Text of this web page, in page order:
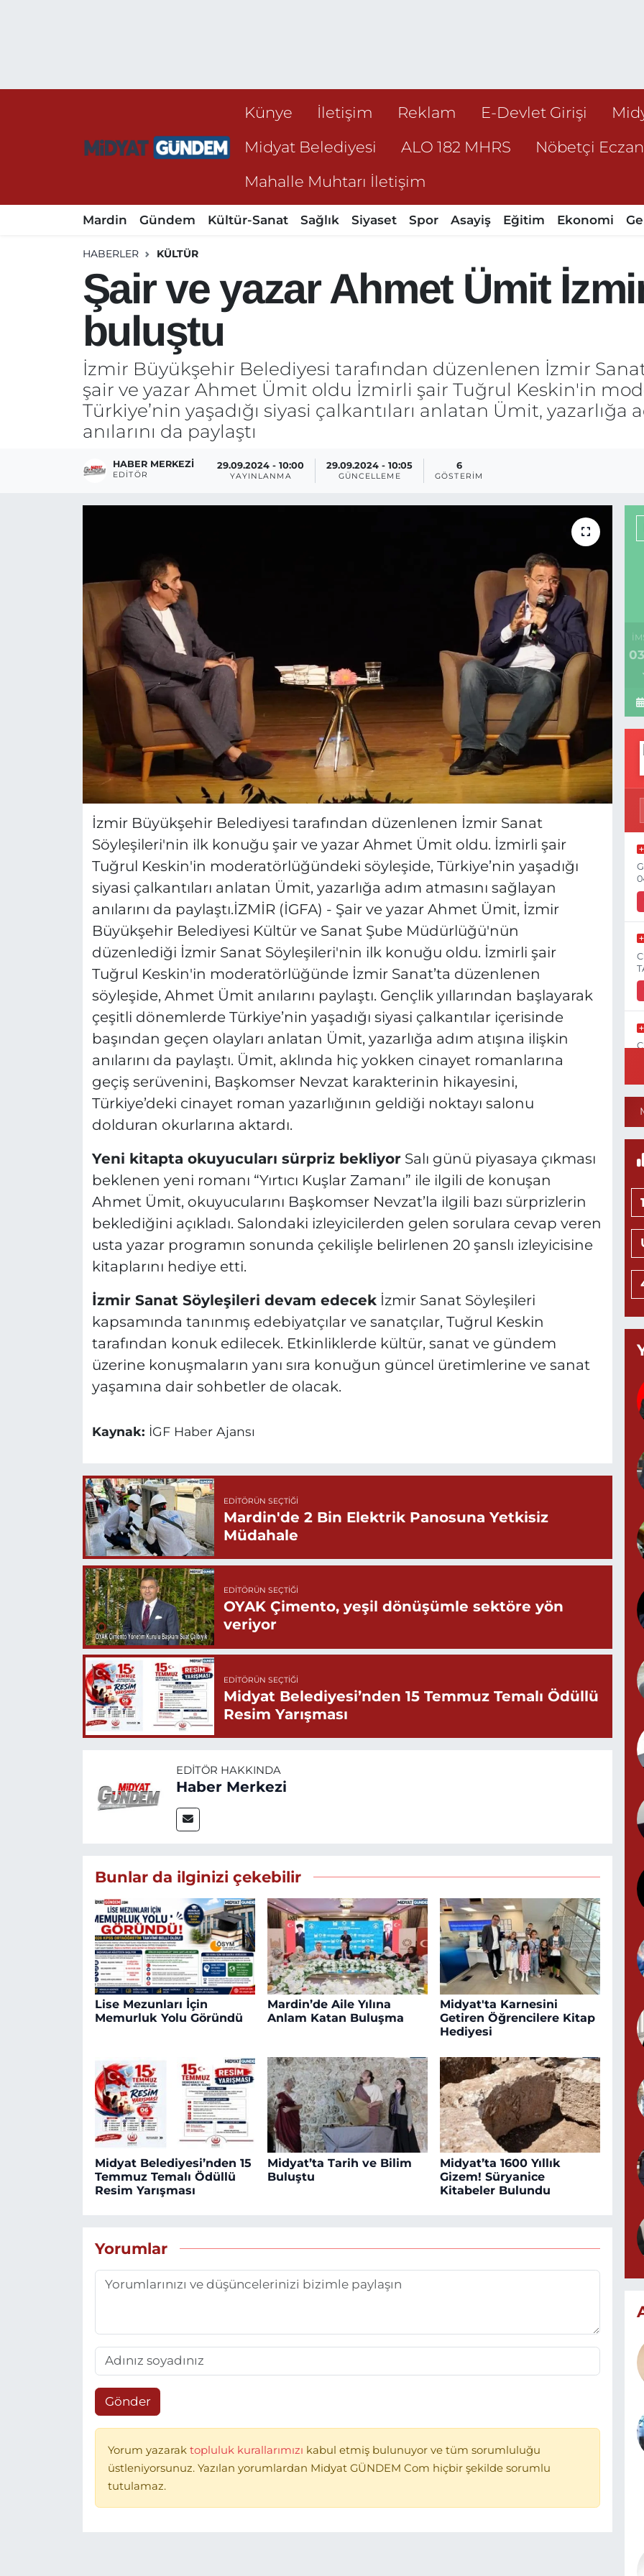
Künye İletişim Reklam E-Devlet Girişi
Midyat Belediyesi
ALO 182 MHRS Nöbetçi
Mahalle Muhtarı İletişim
Mardin Gündem Kültür-Sanat Sağlık Siyaset Spor Asayiş Eğitim Ekonomi
HABERLER KÜLTÜR
Şair ve yazar Ahmet Ümit
buluştu
İzmir Büyükşehir Belediyesi tarafından düzenlenen İzmir
şair ve yazar Ahmet Ümit oldu İzmirli şair Tuğrul Keskin'in
Türkiye’nin yaşadığı siyasi çalkantıları anlatan Ümit, yazarlığa
anılarını da paylaştı
HABER MERKEZI
EDITÖR
29.09.2024 - 10:00
YAYINLANMA
29.09.2024 - 10:05
GÜNCELLEME
6
GÖSTERIM
İzmir Büyükşehir Belediyesi tarafından düzenlenen İzmir Sanat
Söyleşileri'nin ilk konuğu şair ve yazar Ahmet Ümit oldu. İzmirli şair
Tuğrul Keskin'in moderatörlüğündeki söyleşide, Türkiye’nin yaşadığı
siyasi çalkantıları anlatan Ümit, yazarlığa adım atmasını sağlayan
anılarını da paylaştı.İZMİR (İGFA) - Şair ve yazar Ahmet Ümit, İzmir
Büyükşehir Belediyesi Kültür ve Sanat Şube Müdürlüğü'nün
düzenlediği İzmir Sanat Söyleşileri'nin ilk konuğu oldu. İzmirli şair
Tuğrul Keskin'in moderatörlüğünde İzmir Sanat’ta düzenlenen
söyleşide, Ahmet Ümit anılarını paylaştı. Gençlik yıllarından başlayarak
çeşitli dönemlerde Türkiye’nin yaşadığı siyasi çalkantılar içerisinde
başından geçen olayları anlatan Ümit, yazarlığa adım atışına ilişkin
anılarını da paylaştı. Ümit, aklında hiç yokken cinayet romanlarına
geçiş serüvenini, Başkomser Nevzat karakterinin hikayesini,
Türkiye’deki cinayet roman yazarlığının geldiği noktayı salonu
dolduran okurlarına aktardı.
Yeni kitapta okuyucuları sürpriz bekliyorSalı günü piyasaya çıkması
beklenen yeni romanı “Yırtıcı Kuşlar Zamanı” ile ilgili de konuşan
Ahmet Ümit, okuyucularını Başkomser Nevzat’la ilgili bazı sürprizlerin
beklediğini açıkladı. Salondaki izleyicilerden gelen sorulara cevap veren
usta yazar programın sonunda çekilişle belirlenen 20 şanslı izleyicisine
kitaplarını hediye etti.
İzmir Sanat Söyleşileri devam edecekİzmir Sanat Söyleşileri
kapsamında tanınmış edebiyatçılar ve sanatçılar, Tuğrul Keskin
tarafından konuk edilecek. Etkinliklerde kültür, sanat ve gündem
üzerine konuşmaların yanı sıra konuğun güncel üretimlerine ve sanat
yaşamına dair sohbetler de olacak.
Kaynak: İGF Haber Ajansı
EDITÖRÜN SEÇTIĞI
Mardin'de 2 Bin Elektrik Panosuna Yetkisiz
Müdahale
EDITÖRÜN SEÇTIĞI
OYAK Çimento, yeşil dönüşümle sektöre yön
veriyor
EDITÖRÜN SEÇTIĞI
Midyat Belediyesi’nden 15 Temmuz Temalı Ödüllü
Resim Yarışması
EDITÖR HAKKINDA
Haber Merkezi
Bunlar da ilginizi çekebilir
Lise Mezunları İçin
Memurluk Yolu Göründü
Mardin’de Aile Yılına
Anlam Katan Buluşma
Midyat'ta Karnesini
Getiren Öğrencilere Kitap
Hediyesi
Midyat Belediyesi’nden 15
Temmuz Temalı Ödüllü
Resim Yarışması
Midyat’ta Tarih ve Bilim
Buluştu
Midyat’ta 1600 Yıllık
Gizem! Süryanice
Kitabeler Bulundu
Yorumlar
Gönder
Yorum yazarak topluluk kurallarımızı kabul etmiş bulunuyor ve tüm sorumluluğu
üstleniyorsunuz. Yazılan yorumlardan Midyat GÜNDEM Com hiçbir şekilde sorumlu
tutulamaz.